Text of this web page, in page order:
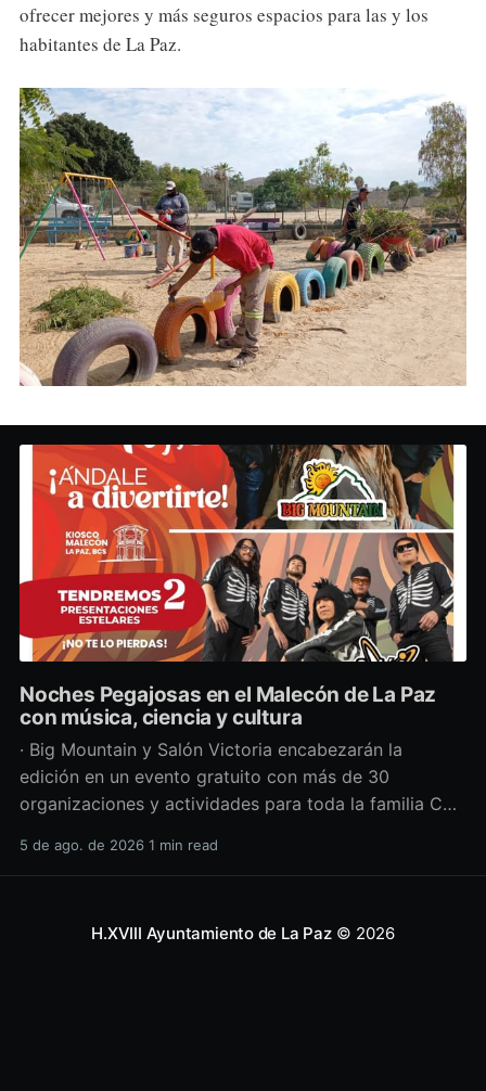
ofrecer mejores y más seguros espacios para las y los
habitantes de La Paz.
Noches Pegajosas en el Malecón de La Paz
con música, ciencia y cultura
· Big Mountain y Salón Victoria encabezarán la
edición en un evento gratuito con más de 30
organizaciones y actividades para toda la familia Con
divulgación científica y actividades culturales
5 de ago. de 2026 1 min read
H.XVIII Ayuntamiento de La Paz© 2026